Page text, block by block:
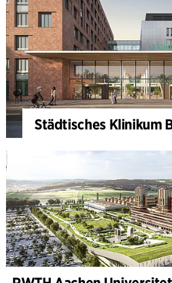
Städtisches Klinikum